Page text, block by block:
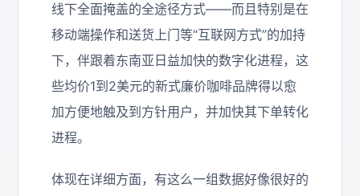
线下全面掩盖的全途径方式——而且特别是在
移动端操作和送货上门等“互联网方式”的加持
下，伴跟着东南亚日益加快的数字化进程，这
些均价1到2美元的新式廉价咖啡品牌得以愈
加方便地触及到方针用户，并加快其下单转化
进程。
体现在详细方面，有这么一组数据好像很好的